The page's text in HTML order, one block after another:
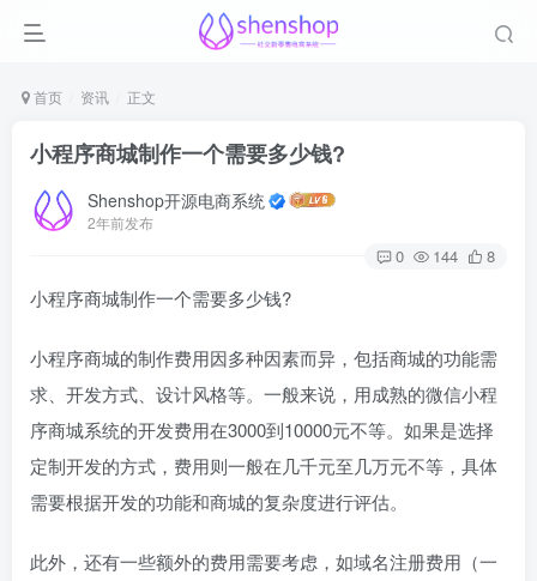
首页 资讯 正文
小程序商城制作一个需要多少钱?
Shenshop开源电商系统
2年前发布
0 144 8
小程序商城制作一个需要多少钱?
小程序商城的制作费用因多种因素而异，包括商城的功能需
求、开发方式、设计风格等。一般来说，用成熟的微信小程
序商城系统的开发费用在3000到10000元不等。如果是选择
定制开发的方式，费用则一般在几千元至几万元不等，具体
需要根据开发的功能和商城的复杂度进行评估。
此外，还有一些额外的费用需要考虑，如域名注册费用（一